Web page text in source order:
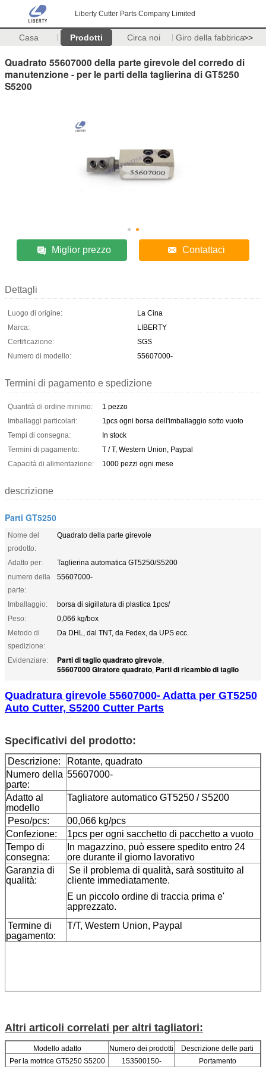
Liberty Cutter Parts Company Limited
Casa Prodotti Circa noi Giro della fabbrica>>
Quadrato 55607000 della parte girevole del corredo di
manutenzione - per le parti della taglierina di GT5250
S5200
Miglior prezzo Contattaci
Dettagli
Luogo di origine:
La Cina
Marca:
LIBERTY
Certificazione:
SGS
Numero di modello:
55607000-
Termini di pagamento e spedizione
Quantità di ordine minimo:
1 pezzo
Imballaggi particolari:
1pcs ogni borsa dell'imballaggio sotto vuoto
Tempi di consegna:
In stock
Termini di pagamento:
T / T, Western Union, Paypal
Capacità di alimentazione:
1000 pezzi ogni mese
descrizione
Parti GT5250
Nome del
prodotto:
Quadrato della parte girevole
Adatto per:
Taglierina automatica GT5250/S5200
numero della
parte:
55607000-
Imballaggio:
borsa di sigillatura di plastica 1pcs/
Peso:
0,066 kg/box
Metodo di
spedizione:
Da DHL, dal TNT, da Fedex, da UPS ecc.
Evidenziare: Parti di taglio quadrato girevole,
55607000 Giratore quadrato, Parti di ricambio di taglio
Quadratura girevole 55607000- Adatta per GT5250
Auto Cutter, S5200 Cutter Parts
Specificativi del prodotto:
Descrizione:
Rotante, quadrato
Numero della
parte:
55607000-
Adatto al
modello
Tagliatore automatico GT5250 / S5200
Peso/pcs:
00,066 kg/pcs
Confezione:
1pcs per ogni sacchetto di pacchetto a vuoto
Tempo di
consegna:
In magazzino, può essere spedito entro 24
ore durante il giorno lavorativo
Garanzia di
qualità:
Se il problema di qualità, sarà sostituito al
cliente immediatamente.
E un piccolo ordine di traccia prima e'
apprezzato.
Termine di
pagamento:
T/T, Western Union, Paypal
Altri articoli correlati per altri tagliatori:
Modello adatto Numero dei prodotti
Descrizione delle parti
Per la motrice GT5250 S5200
153500150- Portamento